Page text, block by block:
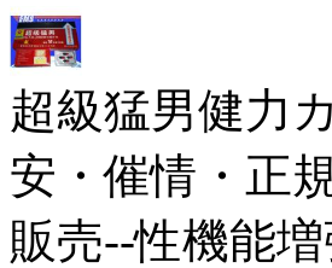
超級猛男健力
安・催情・正
販売--性機能